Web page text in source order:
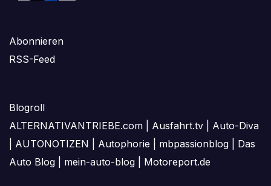
Abonnieren
RSS-Feed
Blogroll
ALTERNATIVANTRIEBE.com
Ausfahrt.tv
Auto-Diva
AUTONOTIZEN Autophorie mbpassionblog
Das
Auto Blog
mein-auto-blog Motoreport.de